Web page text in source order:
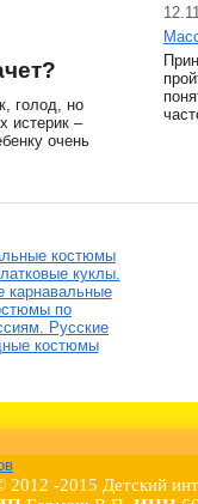
голод, но
истерик –
очень
костюмы
куклы.
карнавальные
по
Русские
костюмы
2012 -2015 Детский